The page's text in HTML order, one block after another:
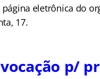
eletrônica do
17.
p/